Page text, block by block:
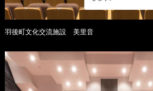
羽後町文化交流施設 美里音